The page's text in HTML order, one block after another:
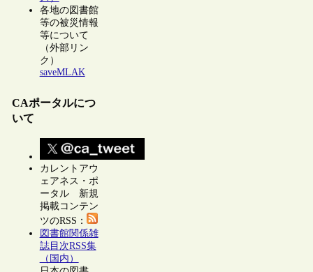
各地の図書館
等の被災情報
等について
（外部リン
ク）
saveMLAK
CAポータルにつ
いて
カレントアウ
ェアネス・ポ
ータル 新規
掲載コンテン
ツのRSS：
図書館関係雑
誌目次RSS集
（国内）